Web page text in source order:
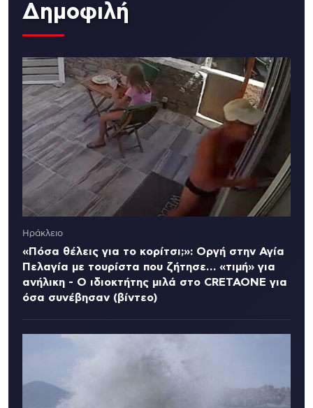
Δημοφιλή
Ηράκλειο
«Πόσα θέλεις για το κορίτσι;»: Οργή στην Αγία
Πελαγία με τουρίστα που ζήτησε… «τιμή» για
ανήλικη - Ο ιδιοκτήτης μιλά στο CRETAONE για
όσα συνέβησαν (βίντεο)